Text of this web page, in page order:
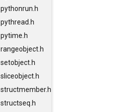
pythonrun.h
pythread.h
pytime.h
rangeobject.h
setobject.h
sliceobject.h
structmember.h
structseq.h